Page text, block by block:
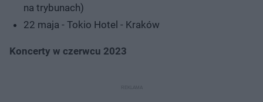
na trybunach)
22 maja - Tokio Hotel - Kraków
Koncerty w czerwcu 2023